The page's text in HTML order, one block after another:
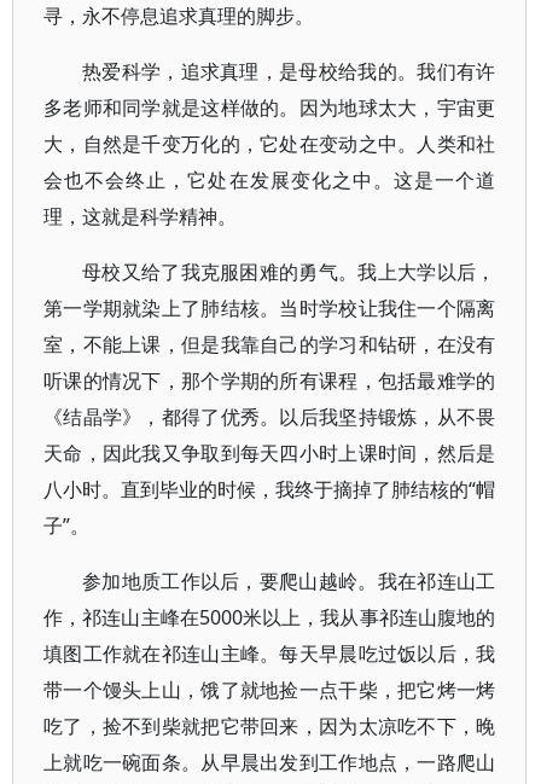
寻，永不停息追求真理的脚步。
热爱科学，追求真理，是母校给我的。我们有许
多老师和同学就是这样做的。因为地球太大，宇宙更
大，自然是千变万化的，它处在变动之中。人类和社
会也不会终止，它处在发展变化之中。这是一个道
理，这就是科学精神。
母校又给了我克服困难的勇气。我上大学以后，
第一学期就染上了肺结核。当时学校让我住一个隔离
室，不能上课，但是我靠自己的学习和钻研，在没有
听课的情况下，那个学期的所有课程，包括最难学的
《结晶学》，都得了优秀。以后我坚持锻炼，从不畏
天命，因此我又争取到每天四小时上课时间，然后是
八小时。直到毕业的时候，我终于摘掉了肺结核的“帽
子”。
参加地质工作以后，要爬山越岭。我在祁连山工
作，祁连山主峰在5000米以上，我从事祁连山腹地的
填图工作就在祁连山主峰。每天早晨吃过饭以后，我
带一个馒头上山，饿了就地捡一点干柴，把它烤一烤
吃了，捡不到柴就把它带回来，因为太凉吃不下，晚
上就吃一碗面条。从早晨出发到工作地点，一路爬山